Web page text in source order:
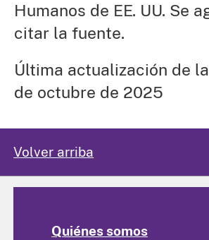
Humanos de EE. UU. Se
citar la fuente.
Última actualización de
de octubre de 2025
Volver arriba
Quiénes somos